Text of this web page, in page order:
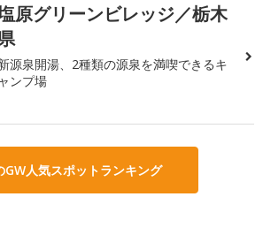
原グリーンビレッジ／栃木
源泉開湯、2種類の源泉を満喫できるキ
ャンプ場
GW人気スポットランキング